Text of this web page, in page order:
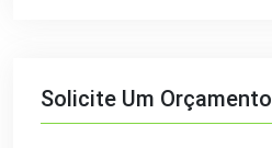
Solicite Um Orçamento